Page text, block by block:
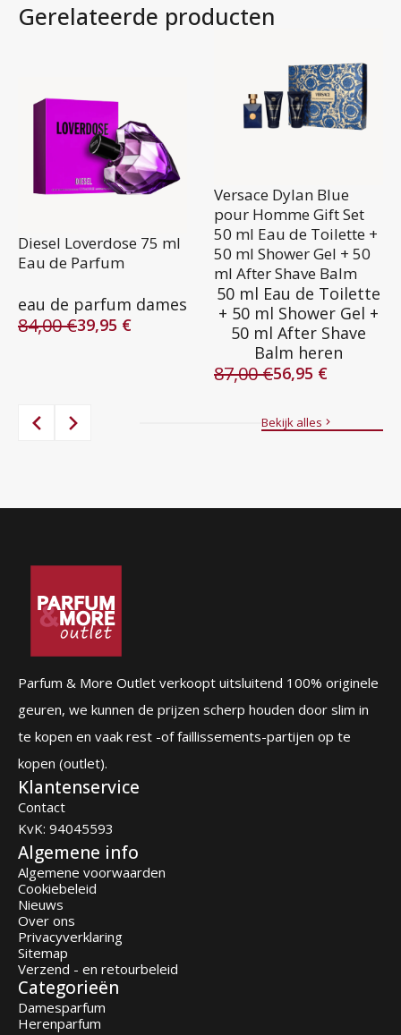
Gerelateerde producten
Diesel Loverdose 75 ml
Eau de Parfum
eau de parfum dames
84,00€
Oorspronkelijke
39,95 €
Huidige
Versace Dylan Blue
pour Homme Gift Set
50 ml Eau de Toilette +
50 ml Shower Gel + 50
ml After Shave Balm
50 ml Eau de Toilette
+ 50 ml Shower Gel +
50 ml After Shave
Balm heren
87,00€
Oorspronkelijke
56,95 €
Huidige
Bekijk alles
Parfum & More Outlet verkoopt uitsluitend 100% originele
geuren, we kunnen de prijzen scherp houden door slim in
te kopen en vaak rest -of faillissements-partijen op te
kopen (outlet).
Klantenservice
Contact
KvK: 94045593
Algemene info
Algemene voorwaarden
Cookiebeleid
Nieuws
Over ons
Privacyverklaring
Sitemap
Verzend - en retourbeleid
Categorieën
Damesparfum
Herenparfum